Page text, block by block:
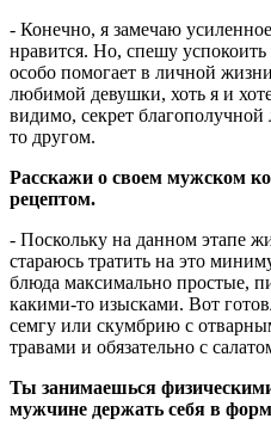
- Конечно, я замечаю
нравится. Но, спешу успокоить
особо помогает в личной
любимой девушки, хоть я и
видимо, секрет
то другом.
Расскажи о своем мужском
рецептом.
- Поскольку на данном этапе
стараюсь тратить на это
блюда максимально простые,
какими-то изысками. Вот
семгу или скумбрию с
травами и обязательно с
Ты занимаешься
мужчине держать себя в